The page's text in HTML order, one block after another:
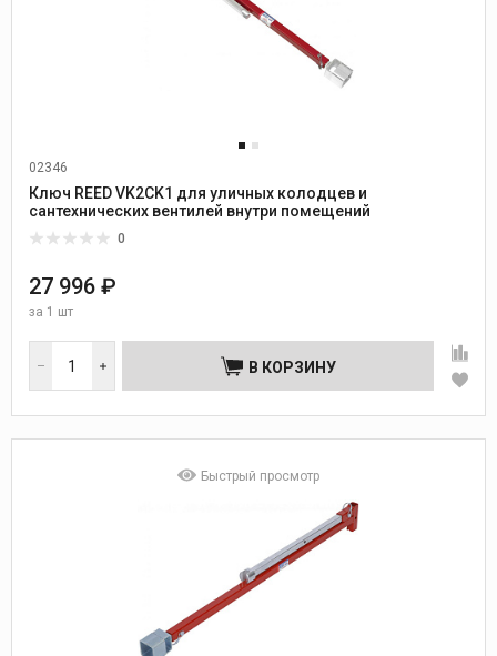
02346
Ключ REED VK2CK1 для уличных колодцев и
сантехнических вентилей внутри помещений
0
27 996 ₽
за 1 шт
В КОРЗИНУ
Быстрый просмотр